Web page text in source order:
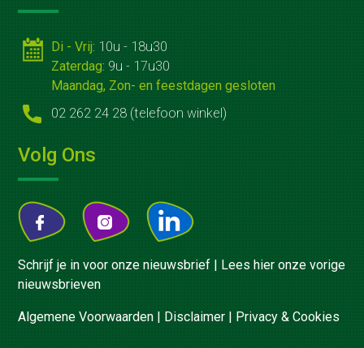
Di - Vrij: 10u - 18u30
Zaterdag: 9u - 17u30
Maandag, Zon- en feestdagen gesloten
02 262 24 28 (telefoon winkel)
Volg Ons
Schrijf je in voor onze nieuwsbrief | Lees hier onze vorige
nieuwsbrieven
Algemene Voorwaarden | Disclaimer | Privacy & Cookies